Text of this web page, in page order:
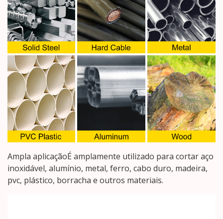
Ampla aplicaçãoÉ amplamente utilizado para cortar aço
inoxidável, alumínio, metal, ferro, cabo duro, madeira,
pvc, plástico, borracha e outros materiais.